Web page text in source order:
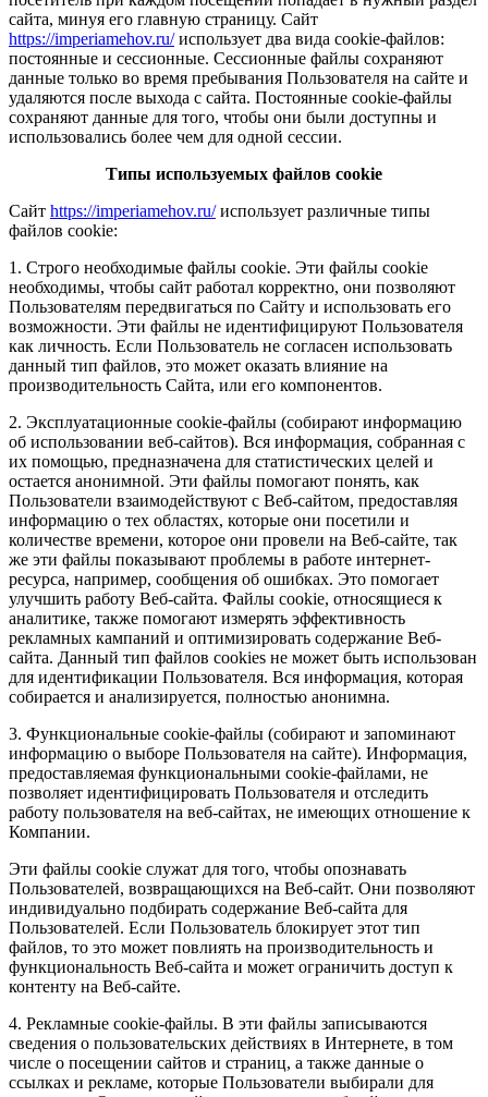
сайта, минуя его главную страницу. Сайт
https://imperiamehov.ru/использует два вида cookie-файлов:
постоянные и сессионные. Сессионные файлы сохраняют
данные только во время пребывания Пользователя на сайте и
удаляются после выхода с сайта. Постоянные cookie-файлы
сохраняют данные для того, чтобы они были доступны и
использовались более чем для одной сессии.
Типы используемых файлов cookie
Сайт https://imperiamehov.ru/использует различные типы
файлов cookie:
1. Строго необходимые файлы cookie. Эти файлы cookie
необходимы, чтобы сайт работал корректно, они позволяют
Пользователям передвигаться по Сайту и использовать его
возможности. Эти файлы не идентифицируют Пользователя
как личность. Если Пользователь не согласен использовать
данный тип файлов, это может оказать влияние на
производительность Сайта, или его компонентов.
2. Эксплуатационные cookie-файлы (собирают информацию
об использовании веб-сайтов). Вся информация, собранная с
их помощью, предназначена для статистических целей и
остается анонимной. Эти файлы помогают понять, как
Пользователи взаимодействуют с Веб-сайтом, предоставляя
информацию о тех областях, которые они посетили и
количестве времени, которое они провели на Веб-сайте, так
же эти файлы показывают проблемы в работе интернет-
ресурса, например, сообщения об ошибках. Это помогает
улучшить работу Веб-сайта. Файлы cookie, относящиеся к
аналитике, также помогают измерять эффективность
рекламных кампаний и оптимизировать содержание Веб-
сайта. Данный тип файлов cookies не может быть использован
для идентификации Пользователя. Вся информация, которая
собирается и анализируется, полностью анонимна.
3. Функциональные cookie-файлы (собирают и запоминают
информацию о выборе Пользователя на сайте). Информация,
предоставляемая функциональными cookie-файлами, не
позволяет идентифицировать Пользователя и отследить
работу пользователя на веб-сайтах, не имеющих отношение к
Компании.
Эти файлы cookie служат для того, чтобы опознавать
Пользователей, возвращающихся на Веб-сайт. Они позволяют
индивидуально подбирать содержание Веб-сайта для
Пользователей. Если Пользователь блокирует этот тип
файлов, то это может повлиять на производительность и
функциональность Веб-сайта и может ограничить доступ к
контенту на Веб-сайте.
4. Рекламные cookie-файлы. В эти файлы записываются
сведения о пользовательских действиях в Интернете, в том
числе о посещении сайтов и страниц, а также данные о
ссылках и рекламе, которые Пользователи выбирали для